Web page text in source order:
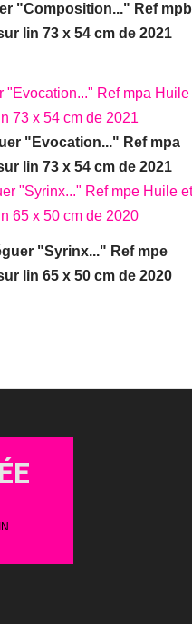
"Composition..." Ref mpb
lin 73 x 54 cm de 2021
"Evocation..." Ref mpa
lin 73 x 54 cm de 2021
"Syrinx..." Ref mpe
lin 65 x 50 cm de 2020